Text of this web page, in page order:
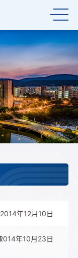
2014年12月10日
年10月23日